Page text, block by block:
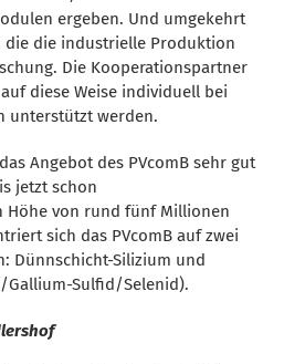
ergeben. Und umgekehrt
die die industrielle Produktion
Die Kooperationspartner
diese Weise individuell bei
unterstützt werden.
Angebot des PVcomB sehr gut
jetzt schon
von rund fünf Millionen
sich das PVcomB auf zwei
Dünnschicht-Silizium und
Gallium-Sulfid/Selenid).